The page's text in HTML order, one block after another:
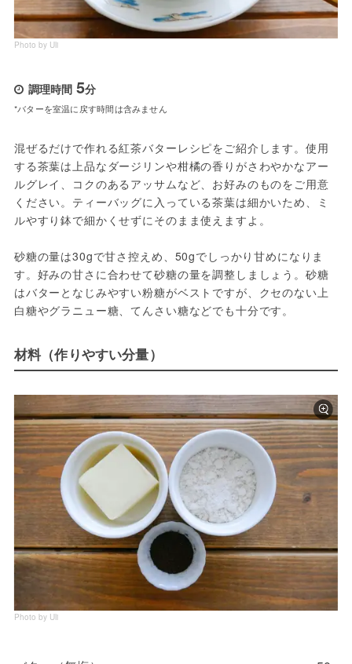
Photo by Uli
調理時間 5分
*バターを室温に戻す時間は含みません
混ぜるだけで作れる紅茶バターレシピをご紹介します。使用
する茶葉は上品なダージリンや柑橘の香りがさわやかなアー
ルグレイ、コクのあるアッサムなど、お好みのものをご用意
ください。ティーバッグに入っている茶葉は細かいため、ミ
ルやすり鉢で細かくせずにそのまま使えますよ。
砂糖の量は30gで甘さ控えめ、50gでしっかり甘めになりま
す。好みの甘さに合わせて砂糖の量を調整しましょう。砂糖
はバターとなじみやすい粉糖がベストですが、クセのない上
白糖やグラニュー糖、てんさい糖などでも十分です。
材料（作りやすい分量）
Photo by Uli